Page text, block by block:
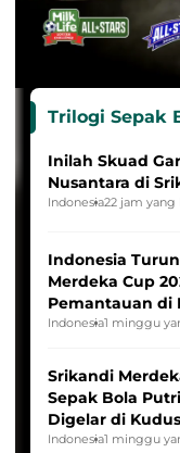
Trilogi Sepak
Inilah Skuad
Nusantara di
Indonesia22 jam yang
Indonesia
Merdeka Cup
Pemantauan di
League
Indonesia1 minggu
Srikandi
Sepak Bola
Digelar di Kudus
Indonesia1 minggu